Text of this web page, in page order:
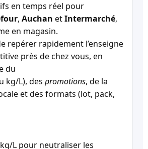
en temps réel pour
, Auchan etIntermarché,
en magasin.
repérer rapidement l’enseigne
près de chez vous, en
du
kg/L), des promotions, de la
et des formats (lot, pack,
L pour neutraliser les